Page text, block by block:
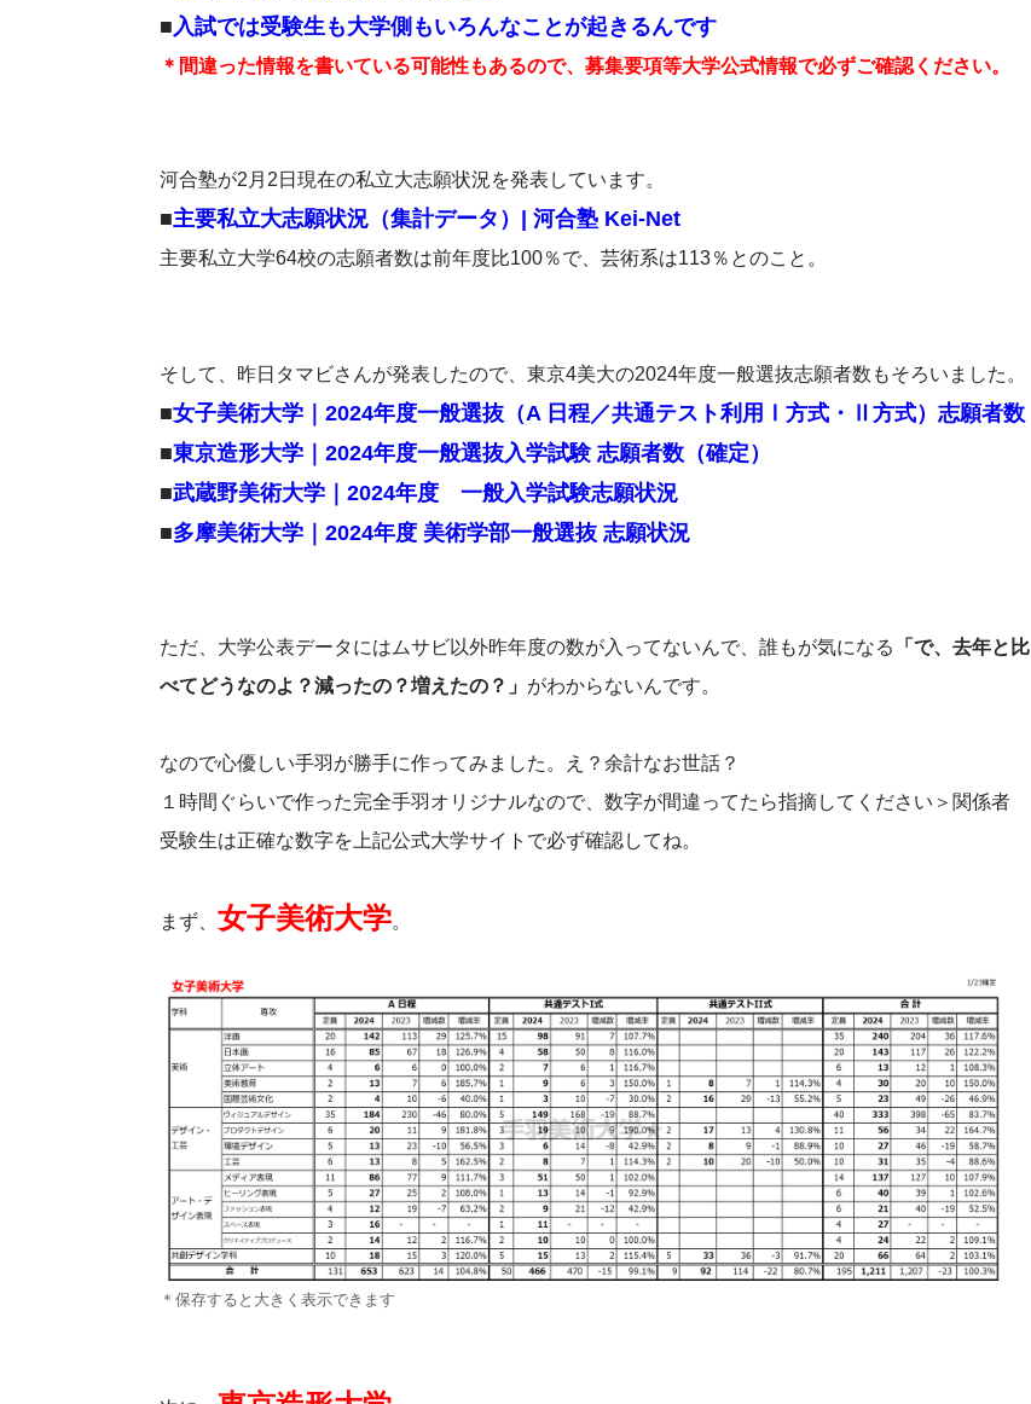
■入試では受験生も大学側もいろんなことが起きるんです
＊間違った情報を書いている可能性もあるので、募集要項等大学公式情報で必ずご確認ください。
河合塾が2月2日現在の私立大志願状況を発表しています。
■主要私立大志願状況（集計データ）| 河合塾 Kei-Net
主要私立大学64校の志願者数は前年度比100％で、芸術系は113％とのこと。
そして、昨日タマビさんが発表したので、東京4美大の2024年度一般選抜志願者数もそろいました。
■女子美術大学｜2024年度一般選抜（A 日程／共通テスト利用Ⅰ方式・Ⅱ方式）志願者数
■東京造形大学｜2024年度一般選抜入学試験 志願者数（確定）
■武蔵野美術大学｜2024年度 一般入学試験志願状況
■多摩美術大学｜2024年度 美術学部一般選抜 志願状況
ただ、大学公表データにはムサビ以外昨年度の数が入ってないんで、誰もが気になる
「で、去年と比
べてどうなのよ？減ったの？増えたの？」 がわからないんです。
なので心優しい手羽が勝手に作ってみました。え？余計なお世話？
１時間ぐらいで作った完全手羽オリジナルなので、数字が間違ってたら指摘してください＞関係者
受験生は正確な数字を上記公式大学サイトで必ず確認してね。
まず、 女子美術大学。
＊保存すると大きく表示できます